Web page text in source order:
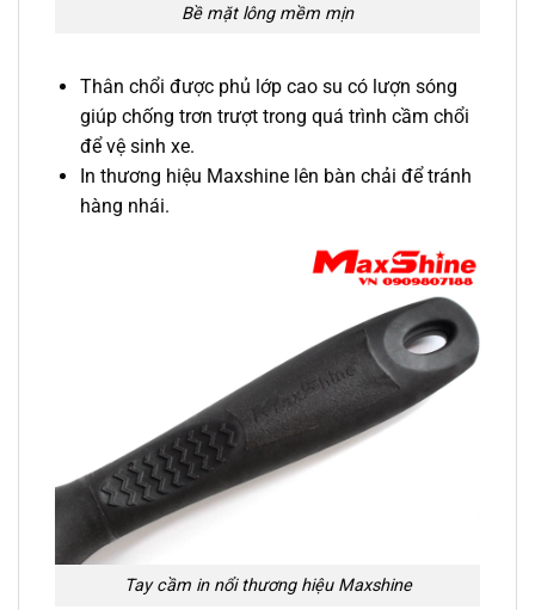
Bề mặt lông mềm mịn
Thân chổi được phủ lớp cao su có lượn sóng
giúp chống trơn trượt trong quá trình cầm chổi
để vệ sinh xe.
In thương hiệu Maxshine lên bàn chải để tránh
hàng nhái.
Tay cầm in nổi thương hiệu Maxshine